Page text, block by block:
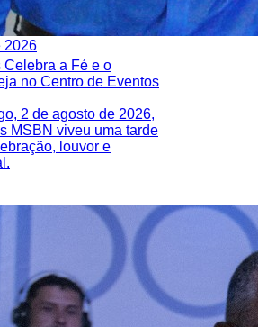
2026
Celebra a Fé e o
no Centro de Eventos
2 de agosto de 2026,
MSBN viveu uma tarde
louvor e